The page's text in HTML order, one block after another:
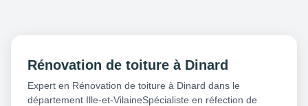
Rénovation de toiture à Dinard
Expert en Rénovation de toiture à Dinard dans le
département Ille-et-VilaineSpécialiste en réfection de